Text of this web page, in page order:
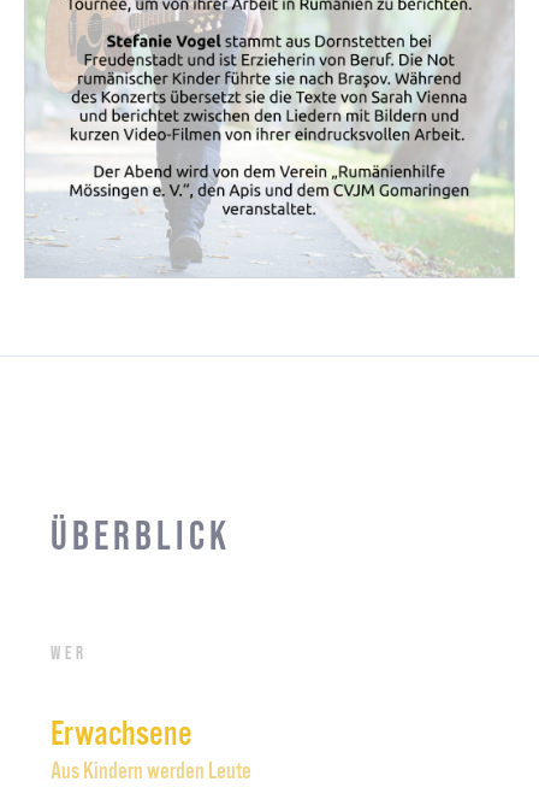
Überblick
Wer
Erwachsene
Aus Kindern werden Leute